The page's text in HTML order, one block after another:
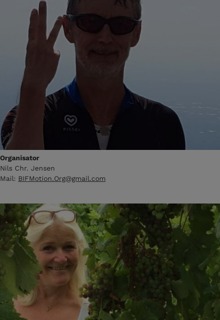
Organisator
Nils Chr. Jensen
Mail: BIFMotion.Org@gmail.com